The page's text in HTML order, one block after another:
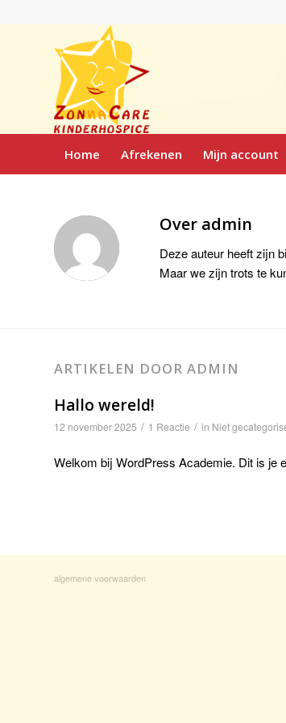
Home Afrekenen Mijn account
Over admin
Deze auteur heeft zijn
Maar we zijn trots te
ARTIKELEN DOOR ADMIN
Hallo wereld!
12 november 2025 / 1 Reactie / in Niet
Welkom bij WordPress Academie. Dit is je
algemene voorwaarden